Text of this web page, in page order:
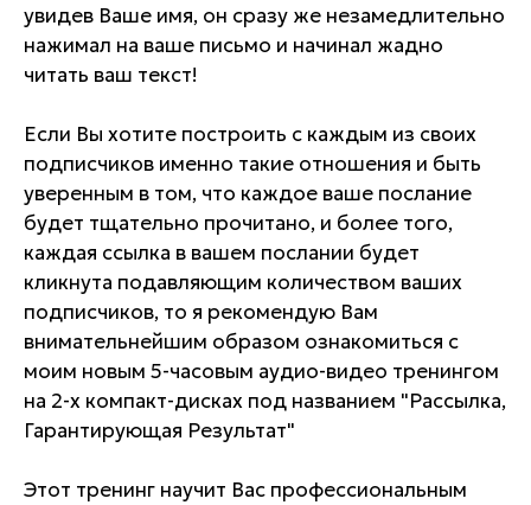
увидев Ваше имя, он сразу же незамедлительно
нажимал на ваше письмо и начинал жадно
читать ваш текст!
Если Вы хотите построить с каждым из своих
подписчиков именно такие отношения и быть
уверенным в том, что каждое ваше послание
будет тщательно прочитано, и более того,
каждая ссылка в вашем послании будет
кликнута подавляющим количеством ваших
подписчиков, то я рекомендую Вам
внимательнейшим образом ознакомиться с
моим новым 5-часовым аудио-видео тренингом
на 2-х компакт-дисках под названием "Рассылка,
Гарантирующая Результат"
Этот тренинг научит Вас профессиональным